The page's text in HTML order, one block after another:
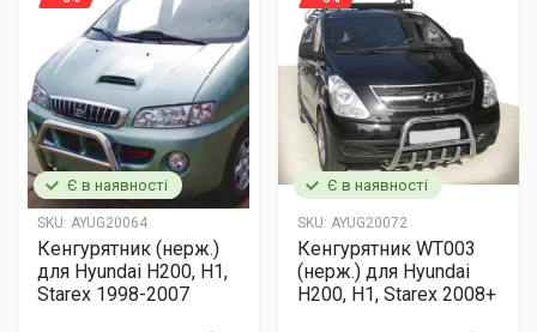
Є в наявності
SKU: AYUG20064
Кенгурятник (нерж.)
для Hyundai H200, H1,
Starex 1998-2007
Є в наявності
SKU: AYUG20072
Кенгурятник WT003
(нерж.) для Hyundai
H200, H1, Starex 2008+